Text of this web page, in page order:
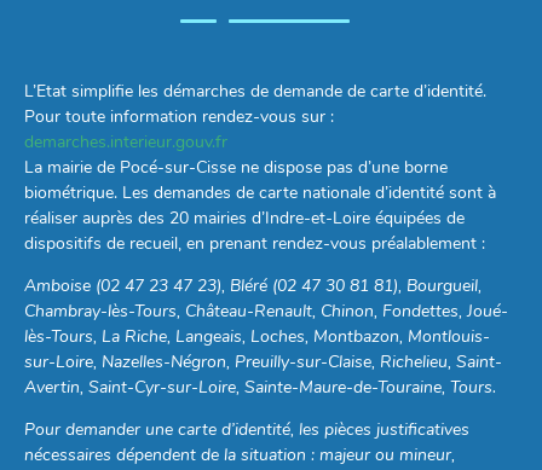
L’Etat simplifie les démarches de demande de carte d’identité.
Pour toute information rendez-vous sur :
demarches.interieur.gouv.fr
La mairie de Pocé-sur-Cisse ne dispose pas d’une borne
biométrique. Les demandes de carte nationale d’identité sont à
réaliser auprès des 20 mairies d’Indre-et-Loire équipées de
dispositifs de recueil, en prenant rendez-vous préalablement :
Amboise (02 47 23 47 23), Bléré (02 47 30 81 81), Bourgueil,
Chambray-lès-Tours, Château-Renault, Chinon, Fondettes, Joué-
lès-Tours, La Riche, Langeais, Loches, Montbazon, Montlouis-
sur-Loire, Nazelles-Négron, Preuilly-sur-Claise, Richelieu, Saint-
Avertin, Saint-Cyr-sur-Loire, Sainte-Maure-de-Touraine, Tours.
Pour demander une carte d’identité, les pièces justificatives
nécessaires dépendent de la situation : majeur ou mineur,